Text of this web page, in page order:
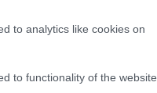
to analytics like cookies on
to functionality of the website